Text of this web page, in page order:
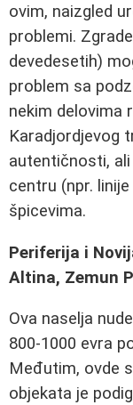
ovim, naizgled
problemi.
devedesetih)
problem sa
nekim delovima
Karadjordjevog
autentičnosti,
centru (npr.
špicevima.
Periferija i
Altina, Zemun
Ova naselja nude
800-1000 evra
Međutim, ovde
objekata je